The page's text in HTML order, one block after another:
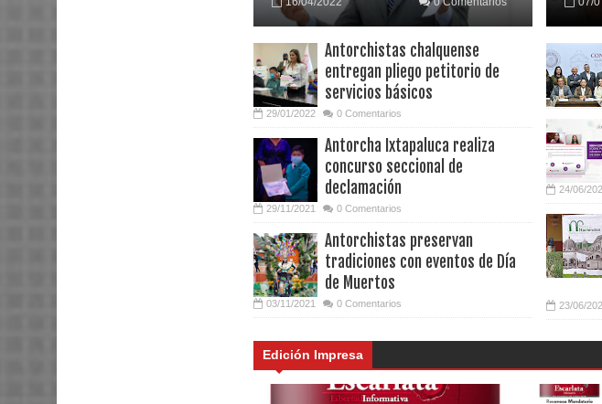
Antorchistas chalquense
entregan pliego petitorio de
servicios básicos
29/01/2022 0 Comentarios
Antorcha Ixtapaluca realiza
concurso seccional de
declamación
29/11/2021 0 Comentarios
Antorchistas preservan
tradiciones con eventos de Día
de Muertos
03/11/2021 0 Comentarios
24/06/
23/06/
Edición Impresa